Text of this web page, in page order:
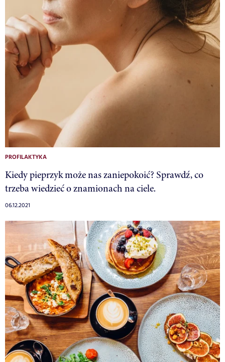
PROFILAKTYKA
Kiedy pieprzyk może nas zaniepokoić? Sprawdź, co
trzeba wiedzieć o znamionach na ciele.
06.12.2021